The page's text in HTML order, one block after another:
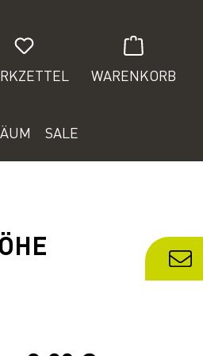
Du hast 0 Produkte auf
WARENKORB
SALE